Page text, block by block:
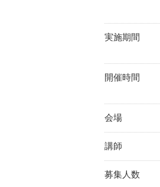
実施期間
開催時間
会場
講師
募集人数